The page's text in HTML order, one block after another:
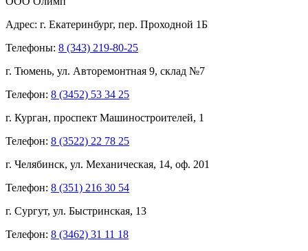
Адрес: г. Екатеринбург, пер. Проходной 1Б
Телефоны: 8 (343) 219-80-25
г. Тюмень, ул. Авторемонтная 9, склад №7
Телефон: 8 (3452) 53 34 25
г. Курган, проспект Машиностроителей, 1
Телефон: 8 (3522) 22 78 25
г. Челябинск, ул. Механическая, 14, оф. 201
Телефон: 8 (351) 216 30 54
г. Сургут, ул. Быстринская, 13
Телефон: 8 (3462) 31 11 18